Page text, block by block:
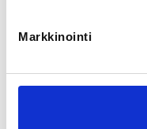
Markkinointi
Järvenpää